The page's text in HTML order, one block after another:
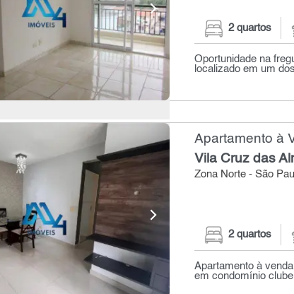
2 quartos
Oportunidade na
localizado em um
Apartamento à
Vila Cruz das
Zona Norte - São
2 quartos
Apartamento à
em condomínio